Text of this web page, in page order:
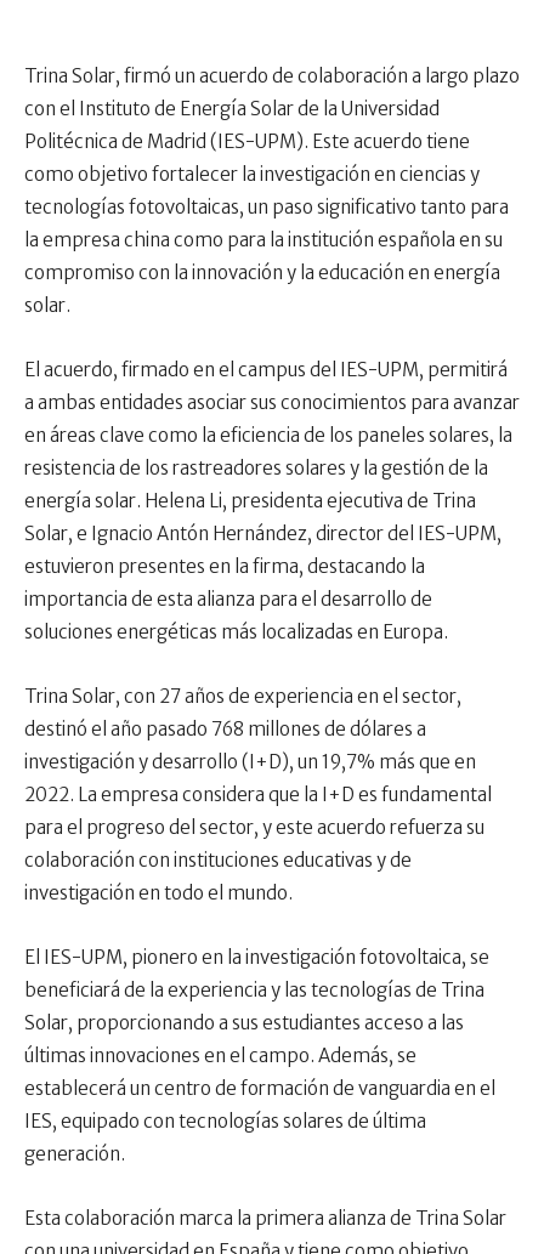
Trina Solar, firmó un acuerdo de colaboración a largo plazo
con el Instituto de Energía Solar de la Universidad
Politécnica de Madrid (IES-UPM). Este acuerdo tiene
como objetivo fortalecer la investigación en ciencias y
tecnologías fotovoltaicas, un paso significativo tanto para
la empresa china como para la institución española en su
compromiso con la innovación y la educación en energía
solar.
El acuerdo, firmado en el campus del IES-UPM, permitirá
a ambas entidades asociar sus conocimientos para avanzar
en áreas clave como la eficiencia de los paneles solares, la
resistencia de los rastreadores solares y la gestión de la
energía solar. Helena Li, presidenta ejecutiva de Trina
Solar, e Ignacio Antón Hernández, director del IES-UPM,
estuvieron presentes en la firma, destacando la
importancia de esta alianza para el desarrollo de
soluciones energéticas más localizadas en Europa.
Trina Solar, con 27 años de experiencia en el sector,
destinó el año pasado 768 millones de dólares a
investigación y desarrollo (I+D), un 19,7% más que en
2022. La empresa considera que la I+D es fundamental
para el progreso del sector, y este acuerdo refuerza su
colaboración con instituciones educativas y de
investigación en todo el mundo.
El IES-UPM, pionero en la investigación fotovoltaica, se
beneficiará de la experiencia y las tecnologías de Trina
Solar, proporcionando a sus estudiantes acceso a las
últimas innovaciones en el campo. Además, se
establecerá un centro de formación de vanguardia en el
IES, equipado con tecnologías solares de última
generación.
Esta colaboración marca la primera alianza de Trina Solar